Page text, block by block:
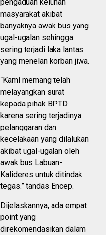
pengaduan keluhan
masyarakat akibat
banyaknya awak bus yang
ugal-ugalan sehingga
sering terjadi laka lantas
yang menelan korban jiwa.
“Kami memang telah
melayangkan surat
kepada pihak BPTD
karena sering terjadinya
pelanggaran dan
kecelakaan yang dilalukan
akibat ugal-ugalan oleh
awak bus Labuan-
Kalideres untuk ditindak
tegas.” tandas Encep.
Dijelaskannya, ada empat
point yang
direkomendasikan dalam